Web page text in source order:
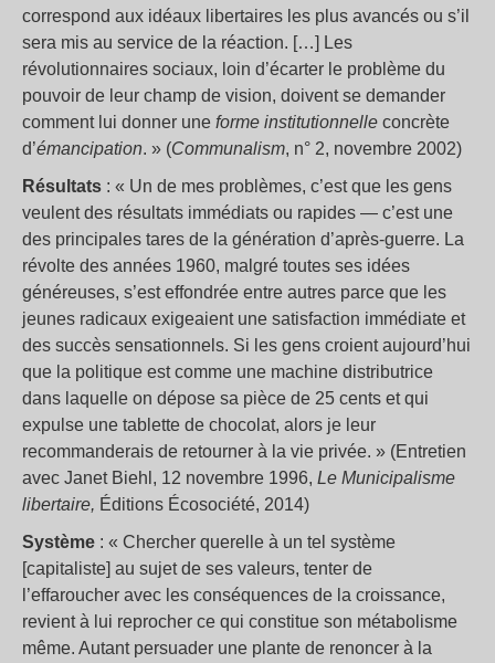
correspond aux idéaux libertaires les plus avancés ou s’il
sera mis au service de la réaction. […] Les
révolutionnaires sociaux, loin d’écarter le problème du
pouvoir de leur champ de vision, doivent se demander
comment lui donner une forme institutionnelle concrète
d’émancipation. » (Communalism, n° 2, novembre 2002)
Résultats : « Un de mes problèmes, c’est que les gens
veulent des résultats immédiats ou rapides — c’est une
des principales tares de la génération d’après-guerre. La
révolte des années 1960, malgré toutes ses idées
généreuses, s’est effondrée entre autres parce que les
jeunes radicaux exigeaient une satisfaction immédiate et
des succès sensationnels. Si les gens croient aujourd’hui
que la politique est comme une machine distributrice
dans laquelle on dépose sa pièce de 25 cents et qui
expulse une tablette de chocolat, alors je leur
recommanderais de retourner à la vie privée. » (Entretien
avec Janet Biehl, 12 novembre 1996, Le Municipalisme
libertaire, Éditions Écosociété, 2014)
Système : « Chercher querelle à un tel système
[capitaliste] au sujet de ses valeurs, tenter de
l’effaroucher avec les conséquences de la croissance,
revient à lui reprocher ce qui constitue son métabolisme
même. Autant persuader une plante de renoncer à la